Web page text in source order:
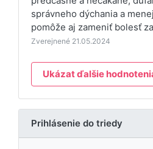
správneho dýchania a
pomôže aj zameniť bolesť
Zverejnené 21.05.2024
Ukázat ďalšie
Prihlásenie do triedy